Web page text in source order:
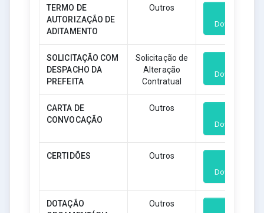
TERMO DE
AUTORIZAÇÃO DE
ADITAMENTO
Outros
Download
SOLICITAÇÃO COM
DESPACHO DA
PREFEITA
Solicitação de
Alteração
Contratual
Download
CARTA DE
CONVOCAÇÃO
Outros
Download
CERTIDÕES Outros
Download
DOTAÇÃO
Outros